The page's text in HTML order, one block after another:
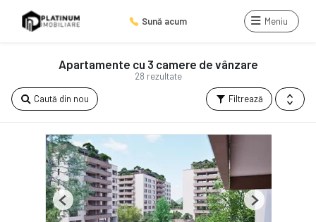
Sună acum Meniu
28 rezultate
Apartamente cu 3 camere de vânzare
Filtrează
Caută din nou
Previous Next